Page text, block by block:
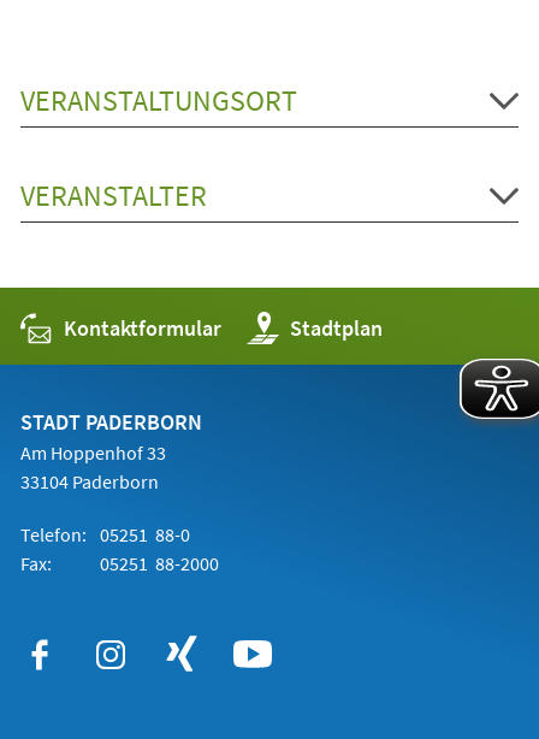
VERANSTALTUNGSORT
VERANSTALTER
Kontaktformular Stadtplan
(Öffnet
in
einem
STADT PADERBORN
Am Hoppenhof 33
33104 Paderborn
Telefon: 05251 88-0
Fax:
05251 88-2000